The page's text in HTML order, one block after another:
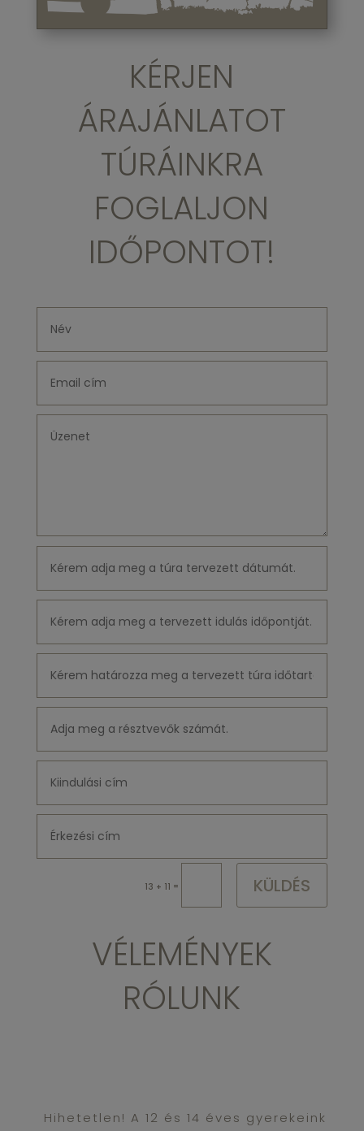
KÉRJEN
ÁRAJÁNLATOT
TÚRÁINKRA
FOGLALJON
IDŐPONTOT!
13 + 11 = KÜLDÉS
VÉLEMÉNYEK
RÓLUNK
Hihetetlen! A 12 és 14 éves gyerekeink